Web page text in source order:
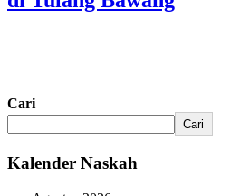
Cari
Cari
Kalender Naskah